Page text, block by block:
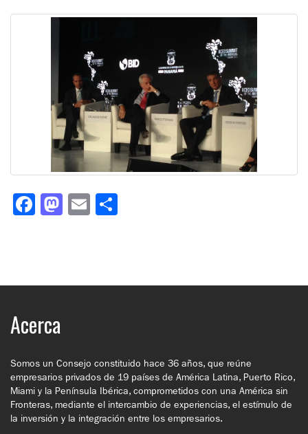
Facebook
Mastodon
Email
Acerca
Somos un Consejo constituido hace 36 años, que reúne
empresarios privados de 19 países de América Latina, Puerto Rico,
Miami y la Península Ibérica, comprometidos con una América sin
Fronteras, mediante el intercambio de experiencias, el estímulo de
la inversión y la integración entre los empresarios.